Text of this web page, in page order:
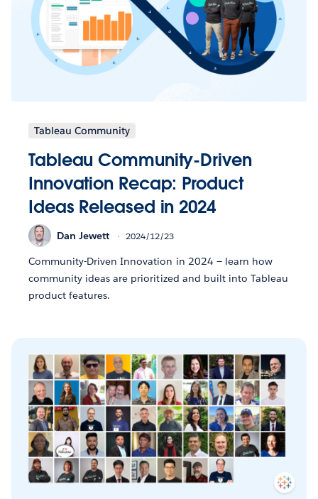
Tableau Community
Tableau Community-Driven
Innovation Recap: Product
Ideas Released in 2024
Dan Jewett 2024/12/23
Community-Driven Innovation in 2024 — learn how
community ideas are prioritized and built into Tableau
product features.